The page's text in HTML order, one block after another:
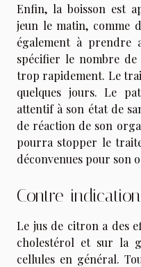
Enfin, la boisson est
jeun le matin, comme
également à prendre
spécifier le nombre
trop rapidement. Le
quelques jours. Le
attentif à son état de
de réaction de son
pourra stopper le
déconvenues pour son
Contre-
Le jus de citron a des
cholestérol et sur la
cellules en général.